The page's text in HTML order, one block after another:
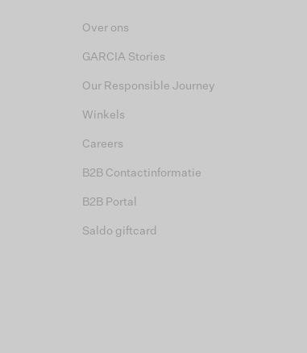
Over ons
GARCIA Stories
Our Responsible Journey
Winkels
Careers
B2B Contactinformatie
B2B Portal
Saldo giftcard